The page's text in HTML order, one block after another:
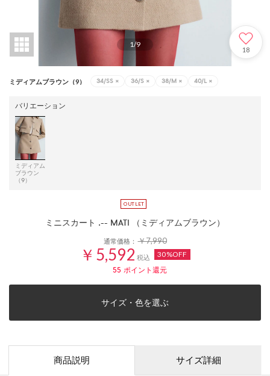
1/9
18
ミディアムブラウン（9） 34/SS × 36/S × 38/M × 40/L ×
バリエーション
ミディアム
ブラウン
（9）
ミニスカート .-- MATI （ミディアムブラウン）
通常価格：￥7,990
￥5,592 税込 30%OFF
55 ポイント還元
サイズ・色を選ぶ
商品説明 サイズ詳細